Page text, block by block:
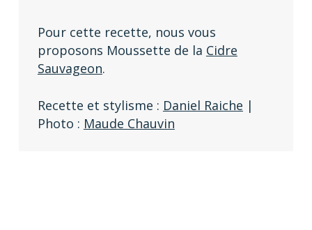
Pour cette recette, nous vous
proposons Moussette de la Cidre
Sauvageon.
Recette et stylisme : Daniel Raiche |
Photo : Maude Chauvin